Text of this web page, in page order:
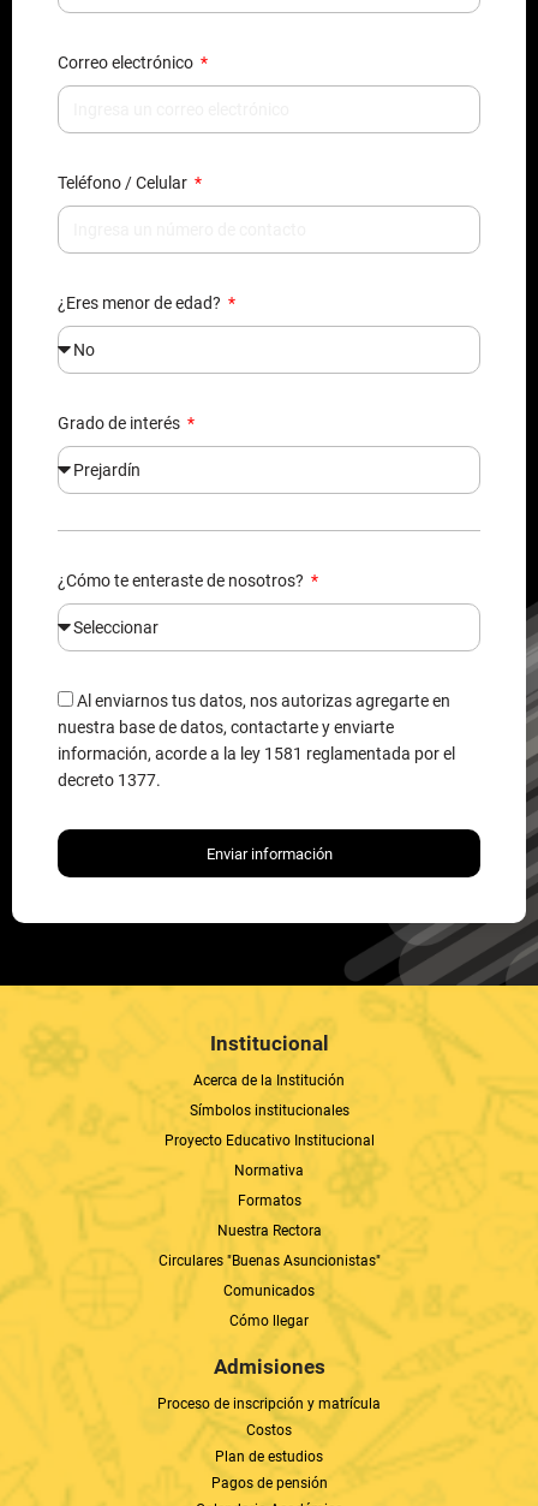
Correo electrónico
Teléfono / Celular
¿Eres menor de edad?
Grado de interés
¿Cómo te enteraste de nosotros?
Al enviarnos tus datos, nos autorizas agregarte en
nuestra base de datos, contactarte y enviarte
información, acorde a la ley 1581 reglamentada por el
decreto 1377.
Enviar información
Institucional
Acerca de la Institución
Símbolos institucionales
Proyecto Educativo Institucional
Normativa
Formatos
Nuestra Rectora
Circulares "Buenas Asuncionistas"
Comunicados
Cómo llegar
Admisiones
Proceso de inscripción y matrícula
Costos
Plan de estudios
Pagos de pensión